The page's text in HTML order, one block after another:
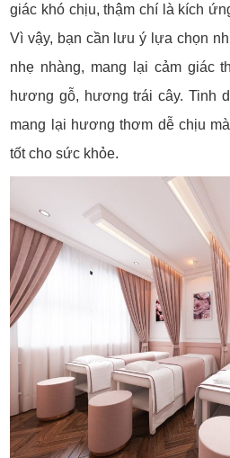
giác khó chịu, thậm chí là kích
Vì vậy, bạn cần lưu ý lựa chọn
nhẹ nhàng, mang lại cảm giác
hương gỗ, hương trái cây. Tinh
mang lại hương thơm dễ chịu
tốt cho sức khỏe.